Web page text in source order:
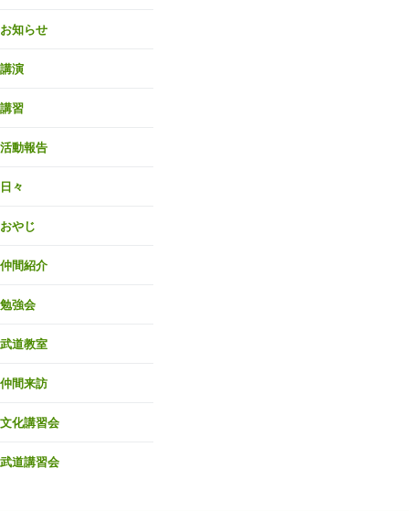
お知らせ
講演
講習
活動報告
日々
おやじ
仲間紹介
勉強会
武道教室
仲間来訪
文化講習会
武道講習会